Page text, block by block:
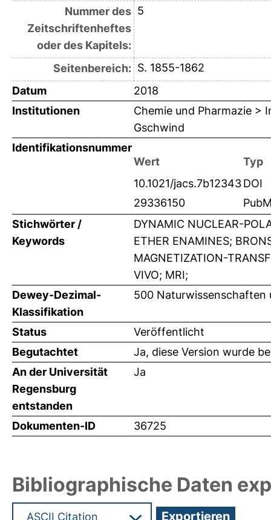
Nummer des
Zeitschriftenheftes
oder des Kapitels:
5
Seitenbereich: S. 1855-1862
Datum
2018
Institutionen
Chemie und Pharmazie >
Gschwind
Identifikationsnummer
Wert
Typ
10.1021/jacs.7b12343DOI
29336150
Stichwörter /
Keywords
DYNAMIC NUCLEAR-
ETHER ENAMINES;
MAGNETIZATION-
VIVO; MRI;
Dewey-Dezimal-
Klassifikation
500 Naturwissenschaften
Status
Veröffentlicht
Begutachtet
Ja, diese Version wurde
An der Universität
Regensburg
entstanden
Ja
Dokumenten-ID 36725
Bibliographische Daten